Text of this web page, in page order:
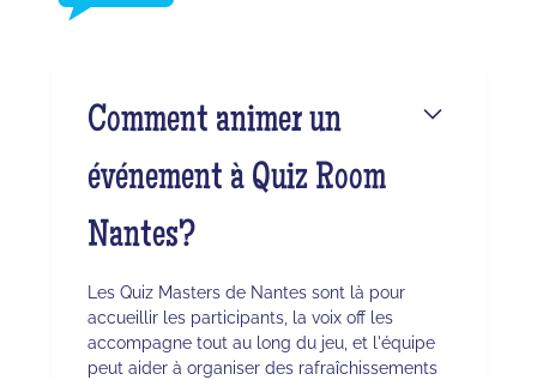
Comment animer un
événement à Quiz Room
Nantes?
Les Quiz Masters de Nantes sont là pour
accueillir les participants, la voix off les
accompagne tout au long du jeu, et l'équipe
peut aider à organiser des rafraîchissements